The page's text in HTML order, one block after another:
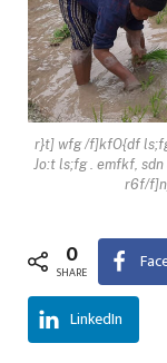
r}t] wfg /f]kfO{df
Jo:t ls;fg . emfkf,
r6f/
0
SHARE
LinkedIn